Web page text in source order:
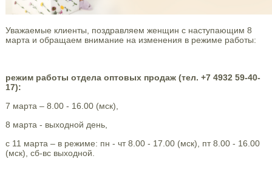
Уважаемые клиенты, поздравляем женщин с наступающим 8
марта и обращаем внимание на изменения в режиме работы:
режим работы отдела оптовых продаж (тел. +7 4932 59-40-
17):
7 марта – 8.00 - 16.00 (мск),
8 марта - выходной день,
с 11 марта – в режиме: пн - чт 8.00 - 17.00 (мск), пт 8.00 - 16.00
(мск), сб-вс выходной.